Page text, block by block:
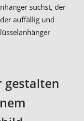
suchst, der
auffällig und
gestalten